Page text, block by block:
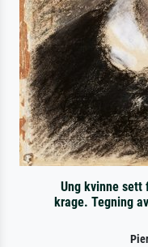
Ung kvinne sett
krage. Tegning